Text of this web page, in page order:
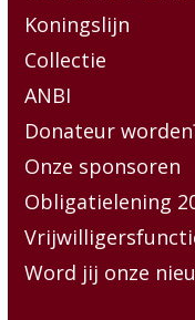
Koningslijn
Collectie
ANBI
Donateur
Onze sponsoren
Obligatielening
Word jij onze